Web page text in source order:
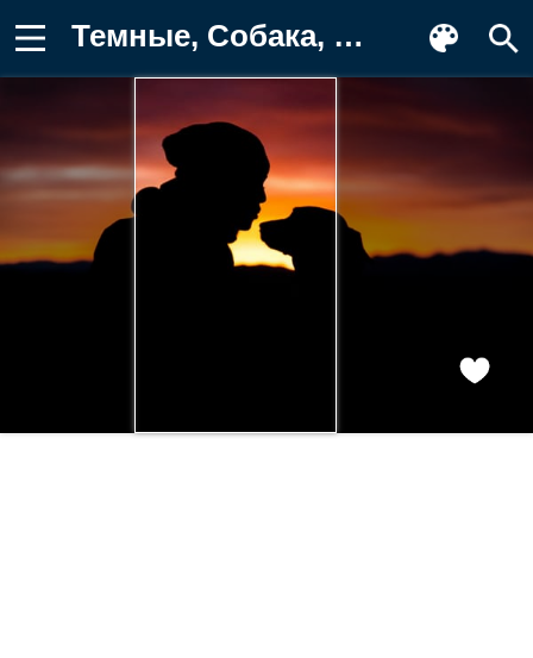
Темные, Собака, Человек, Силуэты Обои для телефона